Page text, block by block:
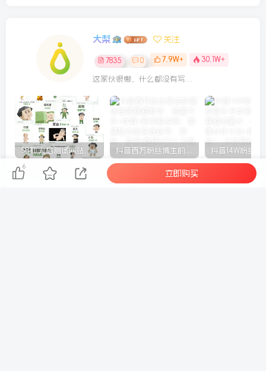
大梨 关注
7835 0 7.9W+ 30.1W+
这家伙很懒，什么都没有写...
SBTI 人格测试网站源码
6
立即购买